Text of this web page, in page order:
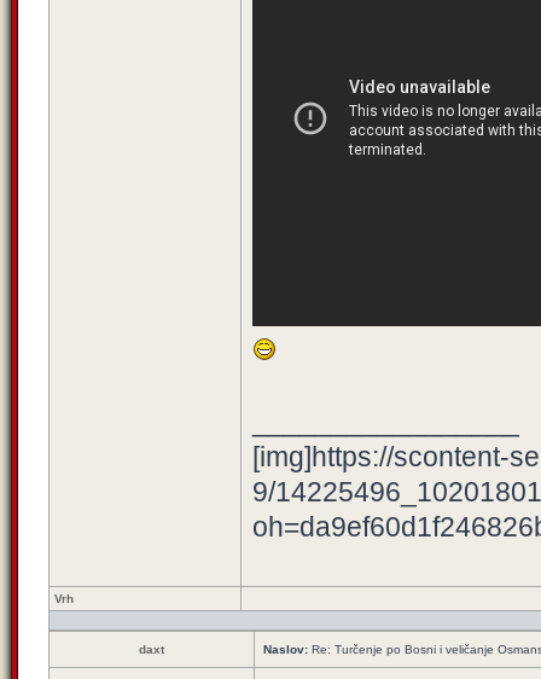
[img]https://scontent-
9/
Vrh
daxt Naslov: Re: Turčenje po Bosni i veličanje